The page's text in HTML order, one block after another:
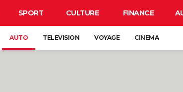
SPORT CULTURE FINANCE
AUTO TELEVISION VOYAGE CINEMA